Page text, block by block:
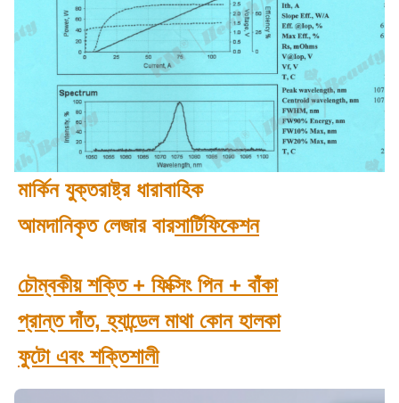
মার্কিন যুক্তরাষ্ট্র ধারাবাহিক
আমদানিকৃত লেজার বারসার্টিফিকেশন
চৌম্বকীয় শক্তি + ফিক্সিং পিন + বাঁকা
প্রান্ত দাঁত, হ্যান্ডেল মাথা কোন হালকা
ফুটো এবং শক্তিশালী